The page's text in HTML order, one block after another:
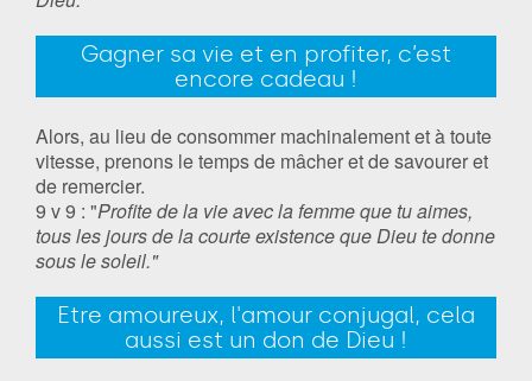
Gagner sa vie et en profiter, c’est
encore cadeau !
Alors, au lieu de consommer machinalement et à toute
vitesse, prenons le temps de mâcher et de savourer et
de remercier.
9 v 9 : "Profite de la vie avec la femme que tu aimes,
tous les jours de la courte existence que Dieu te donne
sous le soleil."
Etre amoureux, l'amour conjugal, cela
aussi est un don de Dieu !